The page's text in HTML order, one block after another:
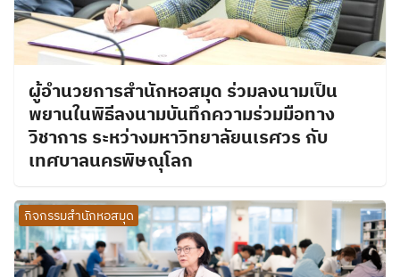
ผู้อำนวยการสำนักหอสมุด ร่วมลงนามเป็น
พยานในพิธีลงนามบันทึกความร่วมมือทาง
วิชาการ ระหว่างมหาวิทยาลัยนเรศวร กับ
เทศบาลนครพิษณุโลก
กิจกรรมสำนักหอสมุด